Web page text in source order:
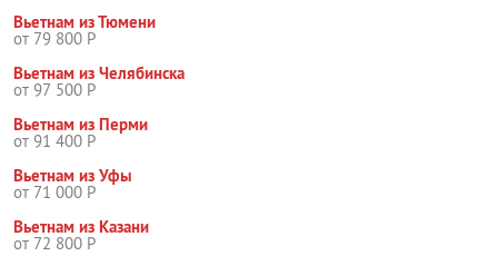
Вьетнам из Тюмени
от 79 800 Р
Вьетнам из Челябинска
от 97 500 Р
Вьетнам из Перми
от 91 400 Р
Вьетнам из Уфы
от 71 000 Р
Вьетнам из Казани
от 72 800 Р